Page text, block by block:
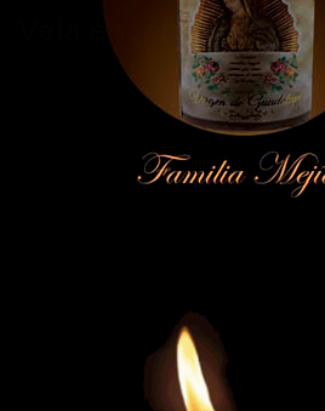
Vela encendida